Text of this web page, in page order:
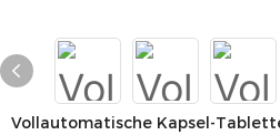
Vollautomatische Kapsel-